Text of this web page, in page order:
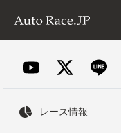
レース情報